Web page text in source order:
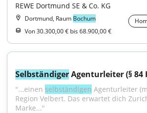
REWE Dortmund SE & Co. KG
Dortmund, Raum Bochum
Von 30.300,00 € bis 68.900,00 €
Selbständiger Agenturleiter (§ 84
"...einen selbständigen Agenturleiter
Region Velbert. Das erwartet dich
Marke..."